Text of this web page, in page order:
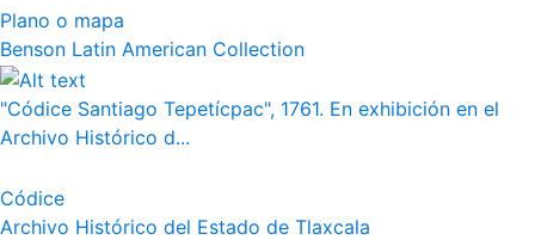
Plano o mapa
Benson Latin American Collection
"Códice Santiago Tepetícpac", 1761. En exhibición en el
Archivo Histórico d...
Códice
Archivo Histórico del Estado de Tlaxcala